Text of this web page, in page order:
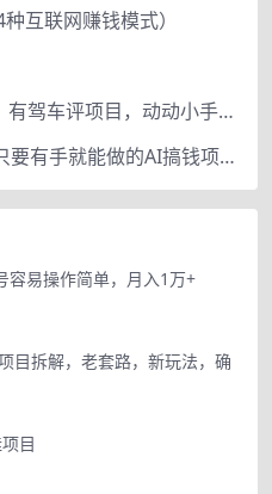
互联网赚钱模式）
《188个赚钱项目-183》有驾车评项目，动动小手，复制粘贴赚44元！
上架2小时收入630+，只要有手就能做的AI搞钱项目，奶奶看完都能学会!
容易操作简单，月入1万+
目拆解，老套路，新玩法，确
目